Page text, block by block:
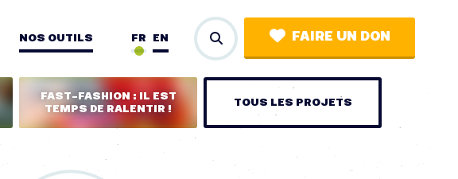
NOS OUTILS EN
FR FAIRE UN DON
FAST-FASHION : IL EST
TEMPS DE RALENTIR !
TOUS LES PROJETS